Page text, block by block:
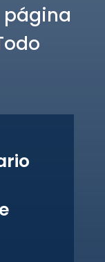
página